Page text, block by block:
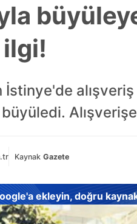
alışveriş
Alışverişe
Kaynak Gazete
ekleyin, doğru